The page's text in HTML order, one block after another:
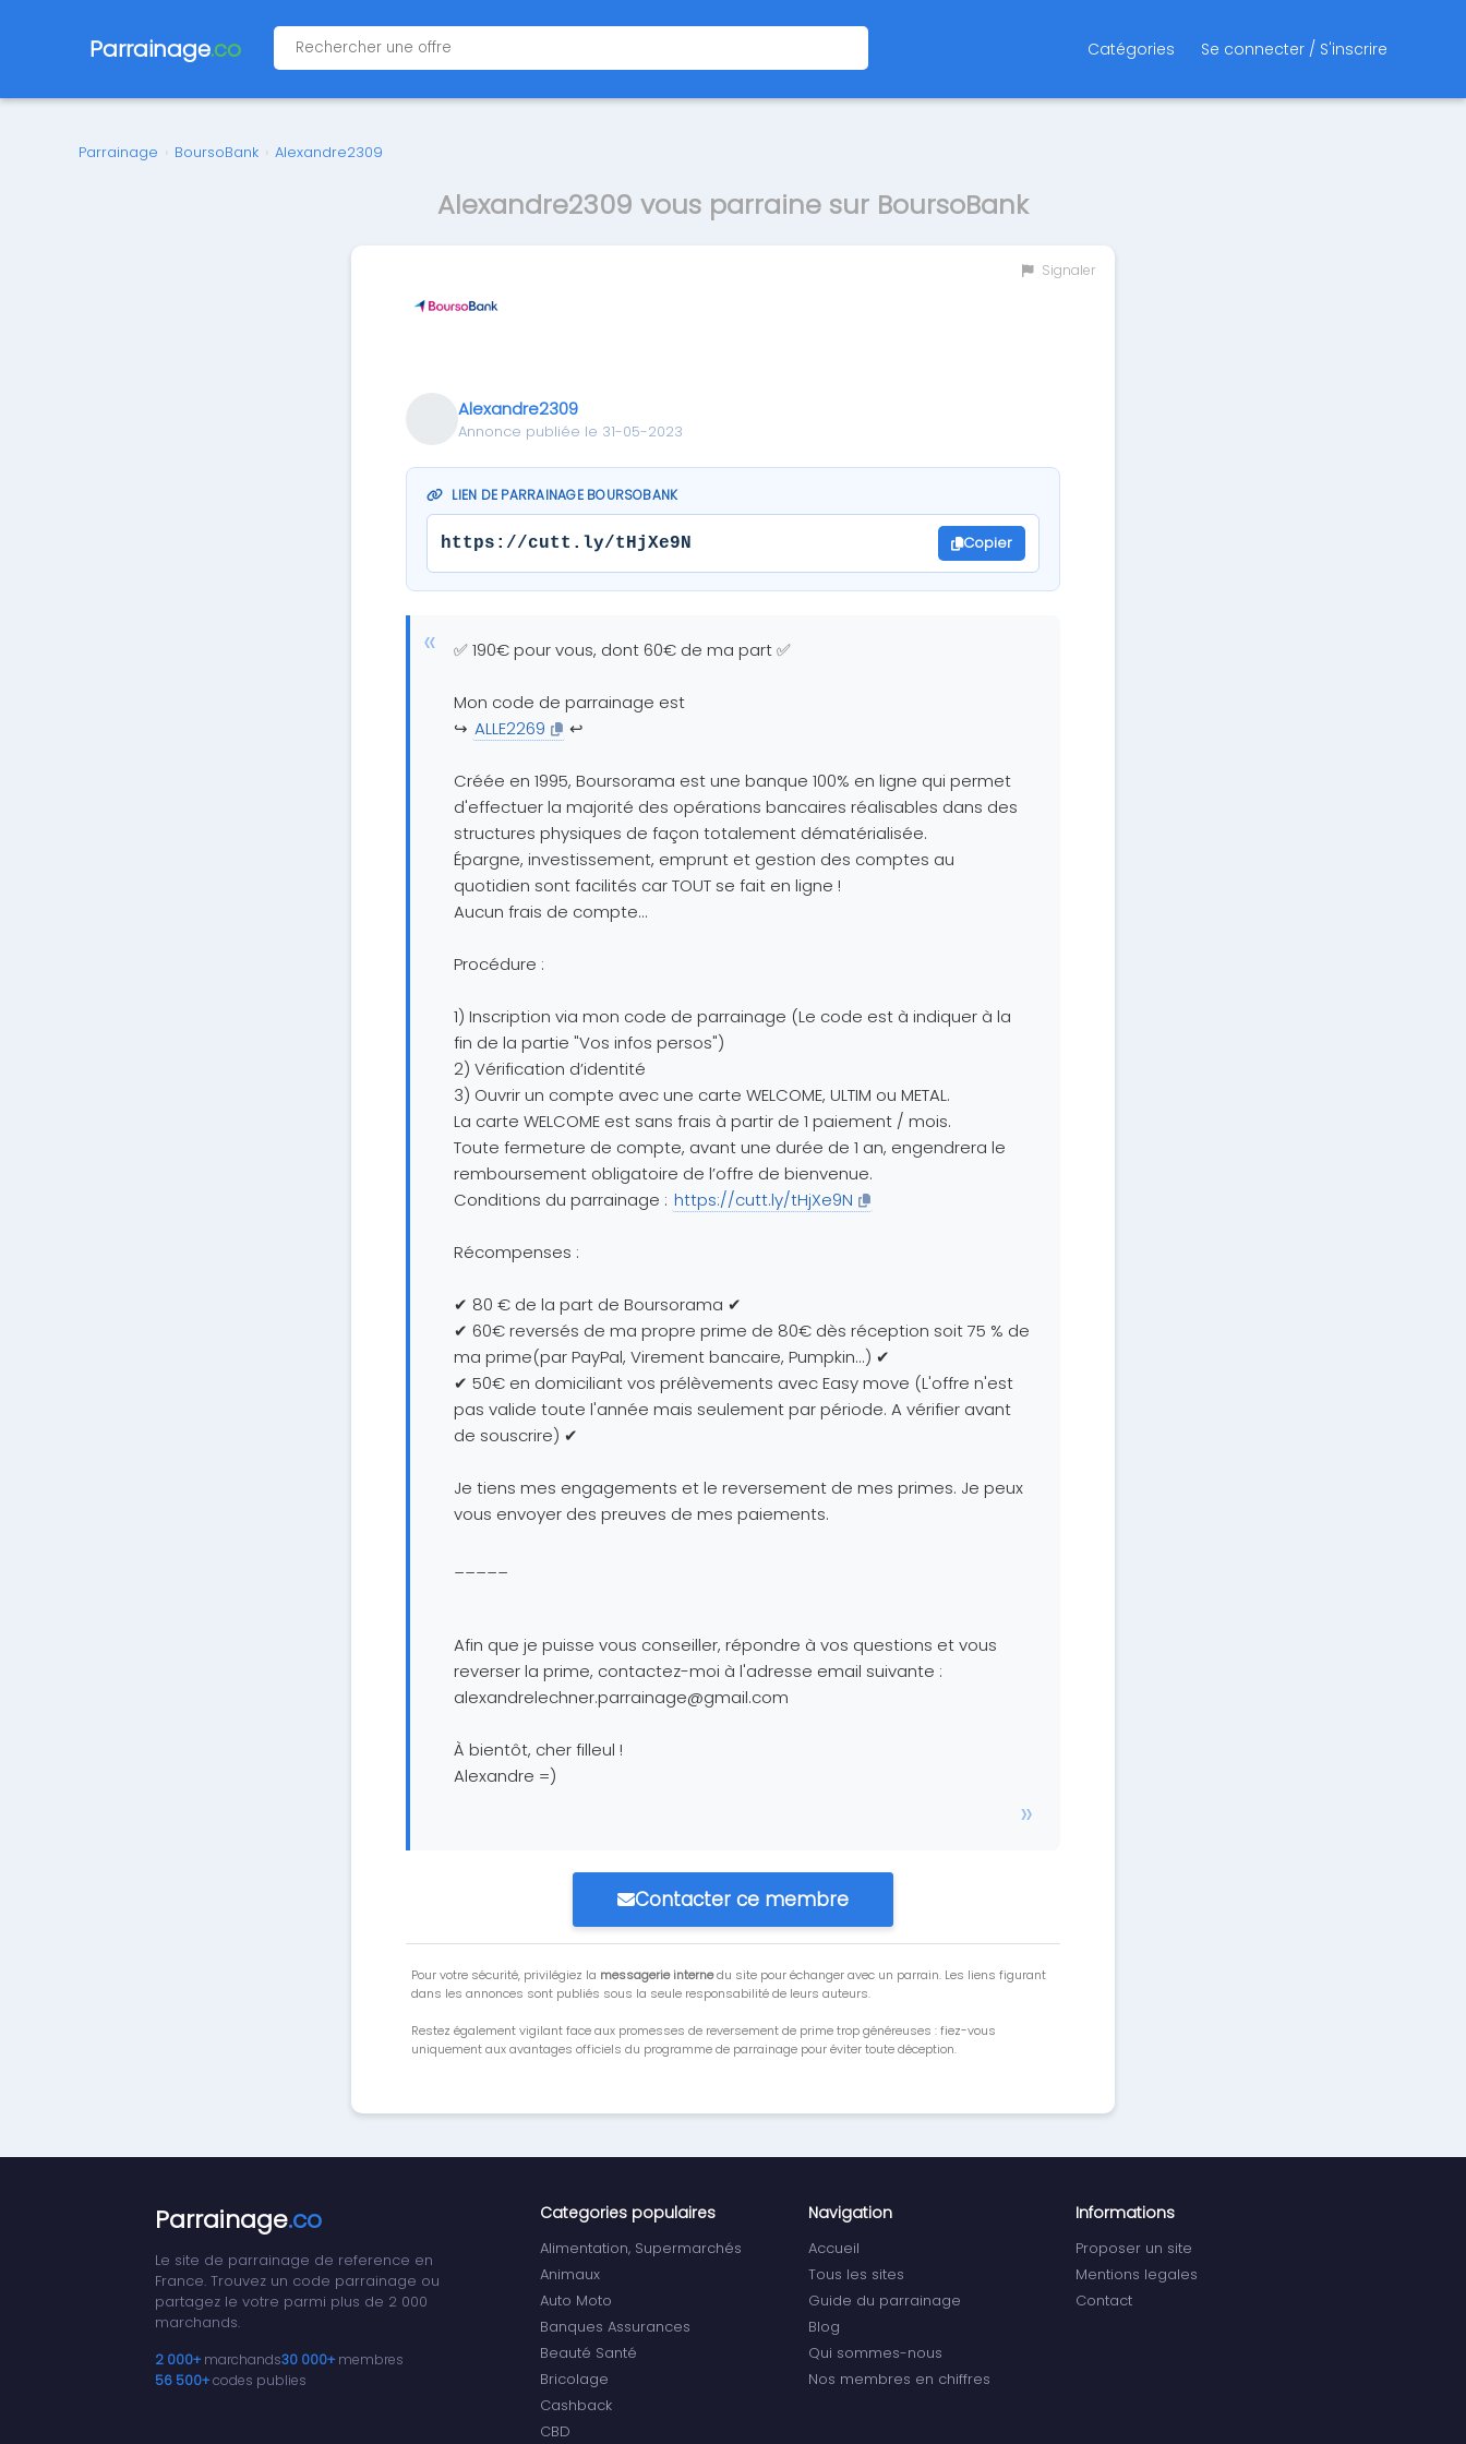
Parrainage.co Catégories Se connecter / S'inscrire
Parrainage › BoursoBank › Alexandre2309
Alexandre2309 vous parraine sur BoursoBank
Signaler
Alexandre2309
Annonce publiée le 31-05-2023
LIEN DE PARRAINAGE BOURSOBANK
https://cutt.ly/tHjXe9N Copier
✅ 190€ pour vous, dont 60€ de ma part ✅
Mon code de parrainage est
↪️ ALLE2269 ↩️
Créée en 1995, Boursorama est une banque 100% en ligne qui permet
d'effectuer la majorité des opérations bancaires réalisables dans des
structures physiques de façon totalement dématérialisée.
Épargne, investissement, emprunt et gestion des comptes au
quotidien sont facilités car TOUT se fait en ligne !
Aucun frais de compte...
Procédure :
1) Inscription via mon code de parrainage (Le code est à indiquer à la
fin de la partie "Vos infos persos")
2) Vérification d’identité
3) Ouvrir un compte avec une carte WELCOME, ULTIM ou METAL.
La carte WELCOME est sans frais à partir de 1 paiement / mois.
Toute fermeture de compte, avant une durée de 1 an, engendrera le
remboursement obligatoire de l’offre de bienvenue.
Conditions du parrainage : https://cutt.ly/tHjXe9N
Récompenses :
✔ 80 € de la part de Boursorama ✔
✔ 60€ reversés de ma propre prime de 80€ dès réception soit 75 % de
ma prime(par PayPal, Virement bancaire, Pumpkin...) ✔
✔ 50€ en domiciliant vos prélèvements avec Easy move (L'offre n'est
pas valide toute l'année mais seulement par période. A vérifier avant
de souscrire) ✔
Je tiens mes engagements et le reversement de mes primes. Je peux
vous envoyer des preuves de mes paiements.
Afin que je puisse vous conseiller, répondre à vos questions et vous
reverser la prime, contactez-moi à l'adresse email suivante :
alexandrelechner.parrainage@gmail.com
À bientôt, cher filleul !
Alexandre =)
Contacter ce membre
Pour votre sécurité, privilégiez la messagerie internedu site pour échanger avec un parrain. Les liens figurant
dans les annonces sont publiés sous la seule responsabilité de leurs auteurs.
Restez également vigilant face aux promesses de reversement de prime trop généreuses : fiez-vous
uniquement aux avantages officiels du programme de parrainage pour éviter toute déception.
Parrainage.co
Le site de parrainage de reference en
France. Trouvez un code parrainage ou
partagez le votre parmi plus de 2 000
marchands.
2 000+ marchands30 000+ membres
56 500+codes publies
Categories populaires
Alimentation, Supermarchés
Animaux
Auto Moto
Banques Assurances
Beauté Santé
Bricolage
Cashback
CBD
Navigation
Accueil
Tous les sites
Guide du parrainage
Blog
Qui sommes-nous
Nos membres en chiffres
Informations
Proposer un site
Mentions legales
Contact